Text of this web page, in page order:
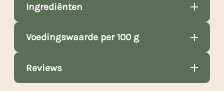
Ingrediënten
Voedingswaarde per 100 g
Reviews